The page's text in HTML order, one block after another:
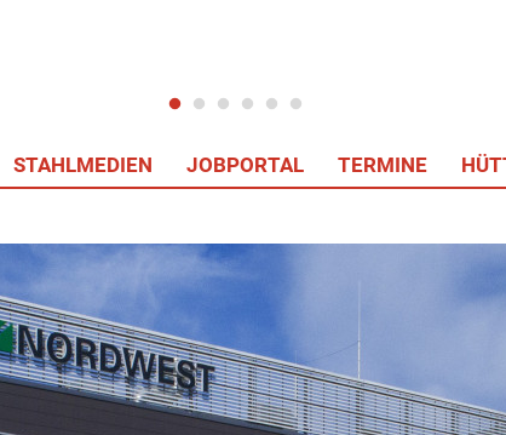
STAHLMEDIEN JOBPORTAL TERMINE